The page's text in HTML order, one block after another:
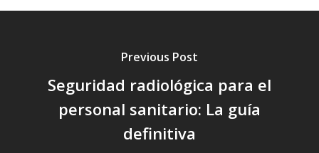
Previous Post
Seguridad radiológica para el
personal sanitario: La guía
definitiva